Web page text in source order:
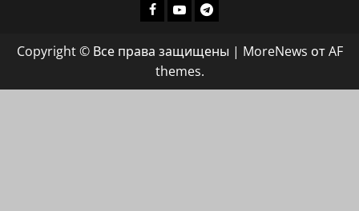
Facebook
ХАЙФАИНФО
YoutubeТелеграмм
Copyright © Все права защищены | MoreNews от AF
themes.